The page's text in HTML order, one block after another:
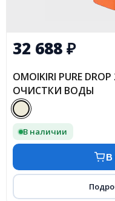
32 688₽
OMOIKIRI PURE
ОЧИСТКИ ВОДЫ
В наличии
В